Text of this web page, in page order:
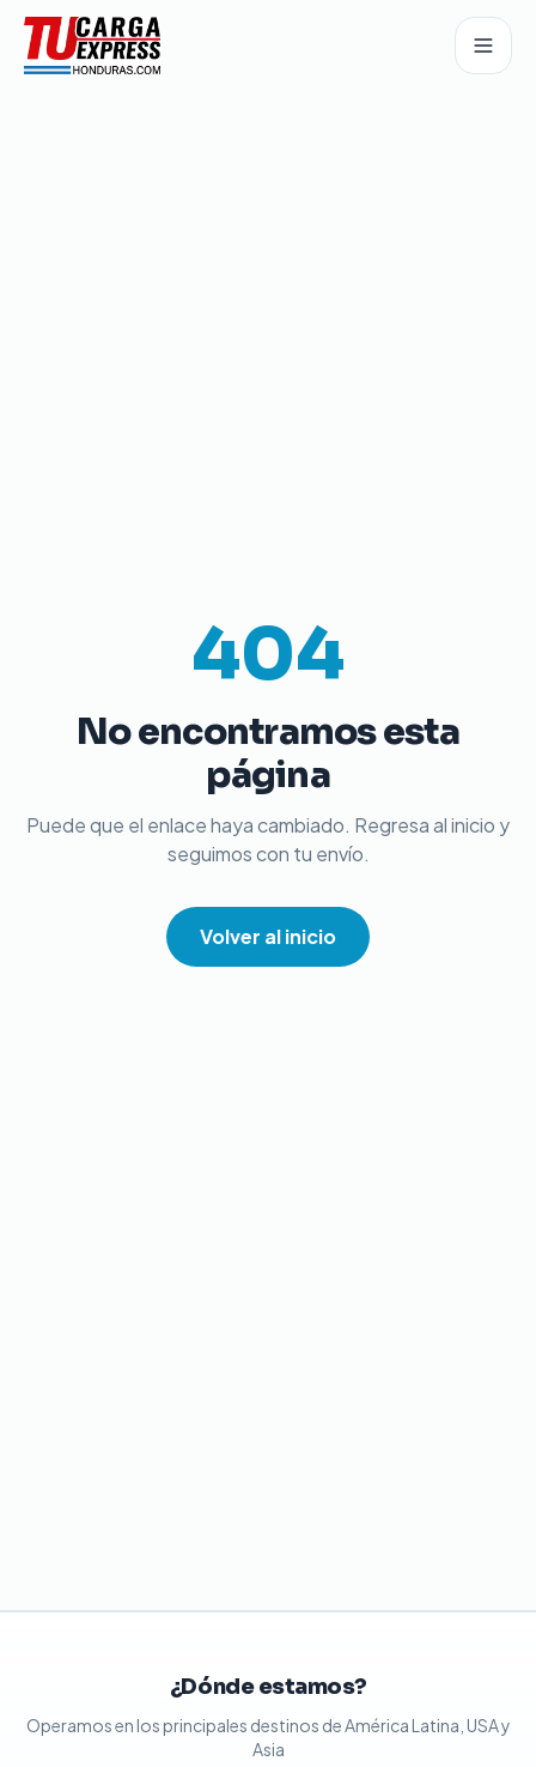
404
No encontramos esta
página
Puede que el enlace haya cambiado. Regresa al inicio y
seguimos con tu envío.
Volver al inicio
¿Dónde estamos?
Operamos en los principales destinos de América Latina, USA y
Asia